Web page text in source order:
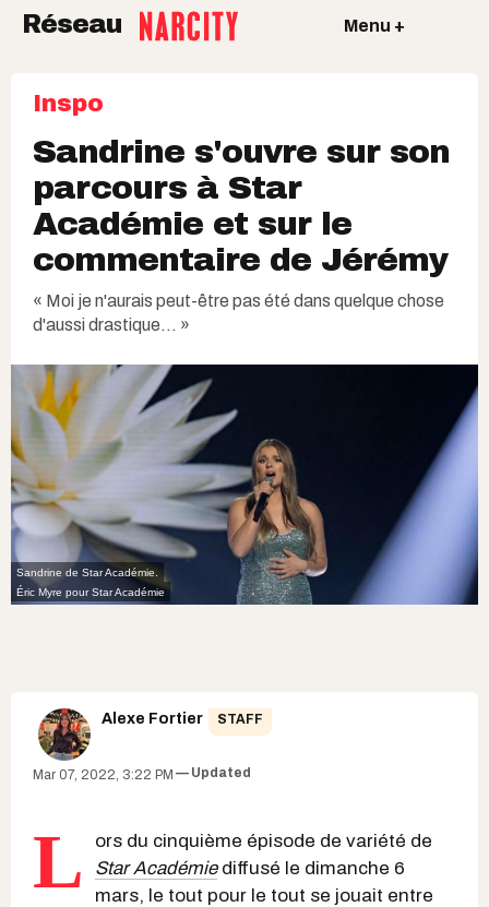
Réseau Menu +
Inspo
Sandrine s'ouvre sur son
parcours à Star
Académie et sur le
commentaire de Jérémy
« Moi je n'aurais peut-être pas été dans quelque chose
d'aussi drastique... »
Sandrine de Star Académie.
Éric Myre pour Star Académie
Alexe Fortier STAFF
Mar 07, 2022, 3:22 PM Updated
L
ors du cinquième épisode de variété de
Star Académiediffusé le dimanche 6
mars, le tout pour le tout se jouait entre